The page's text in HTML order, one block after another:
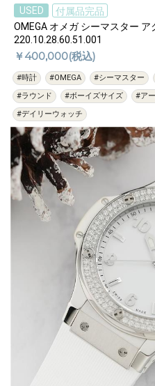
USED
付属品完品
OMEGA オメガ シーマスター
220.10.28.60.51.001
￥400,000(税込)
#時計 #OMEGA #シーマスター
#ラウンド
#ボーイズサイズ #ア
#デイリーウォッチ